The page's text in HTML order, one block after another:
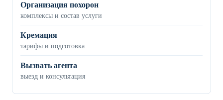
Организация похорон
комплексы и состав услуги
Кремация
тарифы и подготовка
Вызвать агента
выезд и консультация